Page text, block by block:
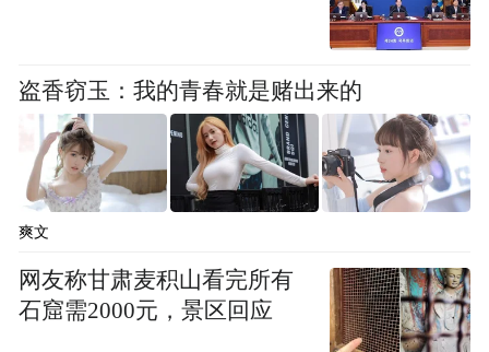
在北京创业的乐平籍青年导演、演员李恩晟
家乡戏，犹如他乡遇故知，看到这些年传统
赣剧蓬勃发展，令人鼓舞。”
中国艺术研究院话剧所所长宋宝珍评价道：
“这部戏将故事中国化、主题现代化、形式戏
曲化、人物民族化，情境和叙述方式，更符
合中国老百姓喜闻乐见的艺术样式。”
盗香窃玉：我的青春就是赌出来的
爽文
网友称甘肃麦积山看完所有
石窟需2000元，景区回应